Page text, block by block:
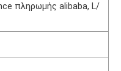
πληρωμής alibaba, L/